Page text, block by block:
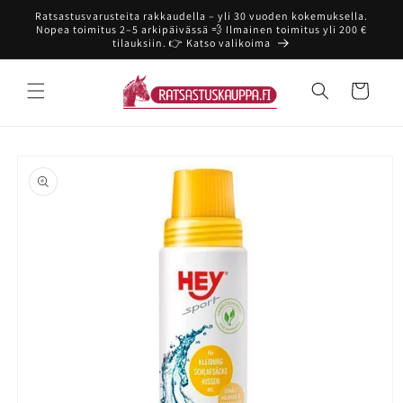
siirry
sisältöön
Ratsastusvarusteita rakkaudella – yli 30 vuoden kokemuksella.
Nopea toimitus 2–5 arkipäivässä 💨 Ilmainen toimitus yli 200 €
tilauksiin. 👉 Katso valikoima
Ostoskori
tuotetietoihin